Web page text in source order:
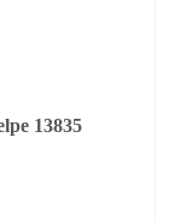
13835